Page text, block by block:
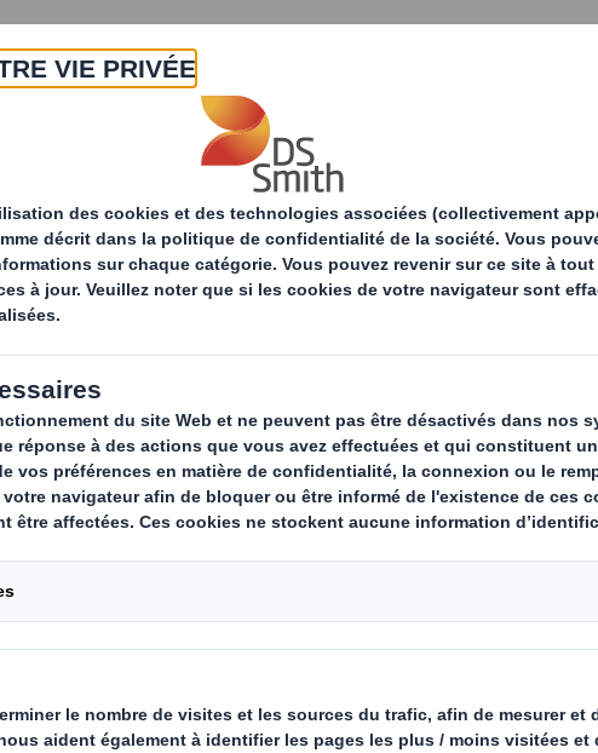
A propos Produits & Services
The Power of 10 : 1 600 km à vélo pour soutenir la